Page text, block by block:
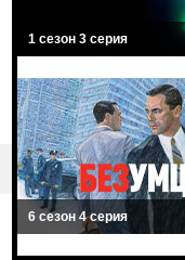
1 сезон 3 серия
6 сезон 4 серия